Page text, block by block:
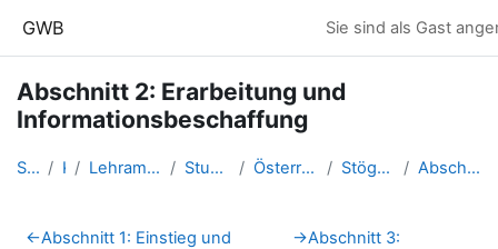
GWB Sie sind als Gast
Abschnitt 2: Erarbeitung und
Informationsbeschaffung
Startseite Kurse Lehramtsausbildung GW im Clust... Studentische Lernkurse Österreich 1 - Postregionale G... Stöger.Nicole_OE1_SS2024 Abschnitt 2: Erarbeitung und I...
Abschnittsübersicht
←Abschnitt 1: Einstieg und
→Abschnitt 3: